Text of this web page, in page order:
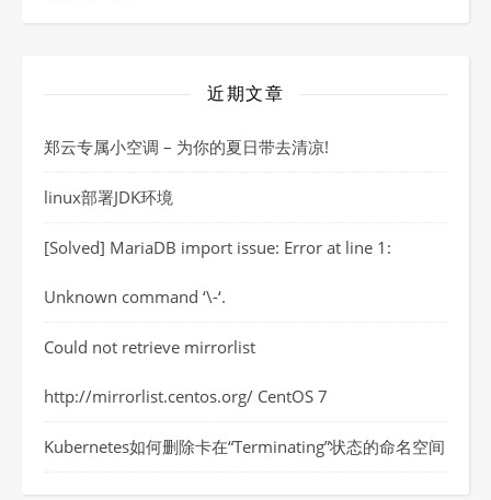
近期文章
郑云专属小空调 – 为你的夏日带去清凉!
linux部署JDK环境
[Solved] MariaDB import issue: Error at line 1:
Unknown command ‘\-‘.
Could not retrieve mirrorlist
http://mirrorlist.centos.org/ CentOS 7
Kubernetes如何删除卡在“Terminating”状态的命名空间